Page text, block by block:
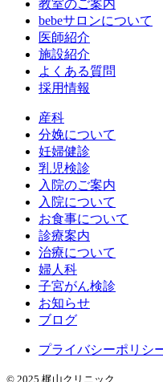
教室のご案内
bebeサロンについて
医師紹介
施設紹介
よくある質問
採用情報
産科
分娩について
妊婦健診
乳児検診
入院のご案内
入院について
お食事について
診療案内
治療について
婦人科
子宮がん検診
お知らせ
ブログ
プライバシーポリシ
© 2025 梶山クリニック.